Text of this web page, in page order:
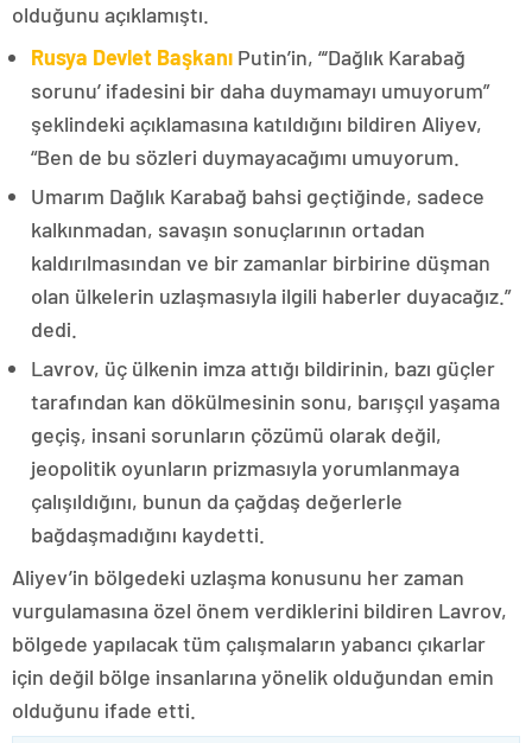
olduğunu açıklamıştı.
Rusya Devlet Başkanı Putin’in, “‘Dağlık Karabağ
sorunu’ ifadesini bir daha duymamayı umuyorum”
şeklindeki açıklamasına katıldığını bildiren Aliyev,
“Ben de bu sözleri duymayacağımı umuyorum.
Umarım Dağlık Karabağ bahsi geçtiğinde, sadece
kalkınmadan, savaşın sonuçlarının ortadan
kaldırılmasından ve bir zamanlar birbirine düşman
olan ülkelerin uzlaşmasıyla ilgili haberler duyacağız.”
dedi.
Lavrov, üç ülkenin imza attığı bildirinin, bazı güçler
tarafından kan dökülmesinin sonu, barışçıl yaşama
geçiş, insani sorunların çözümü olarak değil,
jeopolitik oyunların prizmasıyla yorumlanmaya
çalışıldığını, bunun da çağdaş değerlerle
bağdaşmadığını kaydetti.
Aliyev’in bölgedeki uzlaşma konusunu her zaman
vurgulamasına özel önem verdiklerini bildiren Lavrov,
bölgede yapılacak tüm çalışmaların yabancı çıkarlar
için değil bölge insanlarına yönelik olduğundan emin
olduğunu ifade etti.